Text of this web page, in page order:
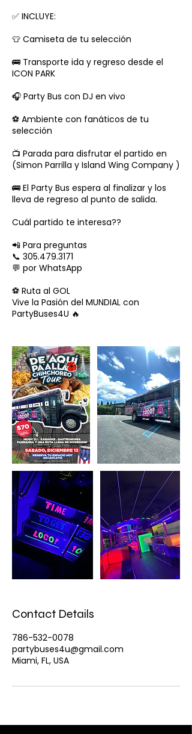
✅ INCLUYE:
👕 Camiseta de tu selección
🚌 Transporte ida y regreso desde el
ICON PARK
🎧 Party Bus con DJ en vivo
⚽️ Ambiente con fanáticos de tu
selección
📺 Parada para disfrutar el partido en
(Simon Parrilla y Island Wing Company )
🚌 El Party Bus espera al finalizar y los
lleva de regreso al punto de salida.
Cuál partido te interesa??
📲 Para preguntas
📞 305.479.3171
💬 por WhatsApp
⚽️ Ruta al GOL
Vive la Pasión del MUNDIAL con
PartyBuses4U 🔥
Contact Details
786-532-0078
partybuses4u@gmail.com
Miami, FL, USA